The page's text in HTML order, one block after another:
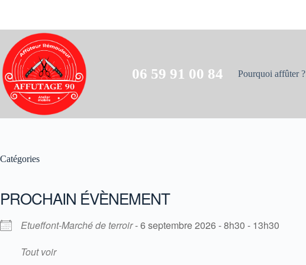
06 59 91 00 84 Pourquoi affûter ?
Catégories
PROCHAIN ÉVÈNEMENT
Etueffont-Marché de terroir- 6 septembre 2026 - 8h30 - 13h30
Tout voir